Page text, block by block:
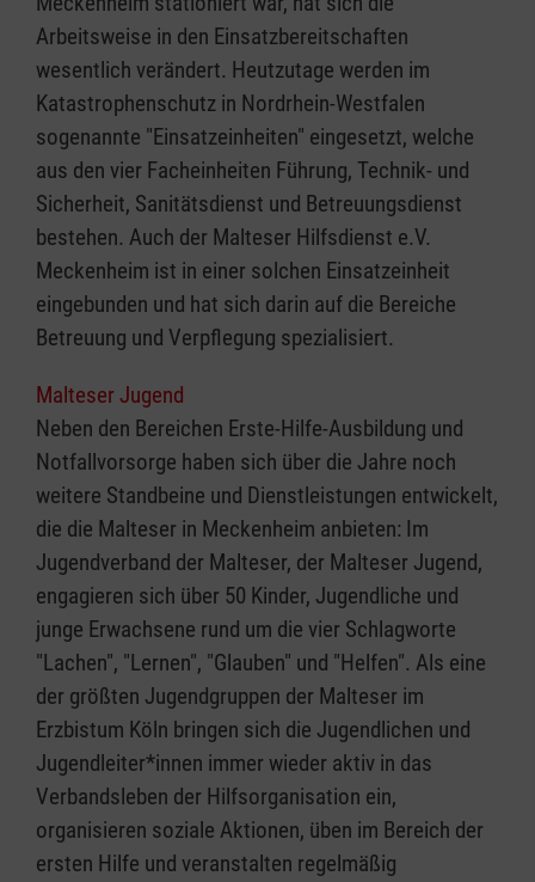
Arbeitsweise in den Einsatzbereitschaften
wesentlich verändert. Heutzutage werden im
Katastrophenschutz in Nordrhein-Westfalen
sogenannte "Einsatzeinheiten" eingesetzt, welche
aus den vier Facheinheiten Führung, Technik- und
Sicherheit, Sanitätsdienst und Betreuungsdienst
bestehen. Auch der Malteser Hilfsdienst e.V.
Meckenheim ist in einer solchen Einsatzeinheit
eingebunden und hat sich darin auf die Bereiche
Betreuung und Verpflegung spezialisiert.
Malteser Jugend
Neben den Bereichen Erste-Hilfe-Ausbildung und
Notfallvorsorge haben sich über die Jahre noch
weitere Standbeine und Dienstleistungen entwickelt,
die die Malteser in Meckenheim anbieten: Im
Jugendverband der Malteser, der Malteser Jugend,
engagieren sich über 50 Kinder, Jugendliche und
junge Erwachsene rund um die vier Schlagworte
"Lachen", "Lernen", "Glauben" und "Helfen". Als eine
der größten Jugendgruppen der Malteser im
Erzbistum Köln bringen sich die Jugendlichen und
Jugendleiter*innen immer wieder aktiv in das
Verbandsleben der Hilfsorganisation ein,
organisieren soziale Aktionen, üben im Bereich der
ersten Hilfe und veranstalten regelmäßig